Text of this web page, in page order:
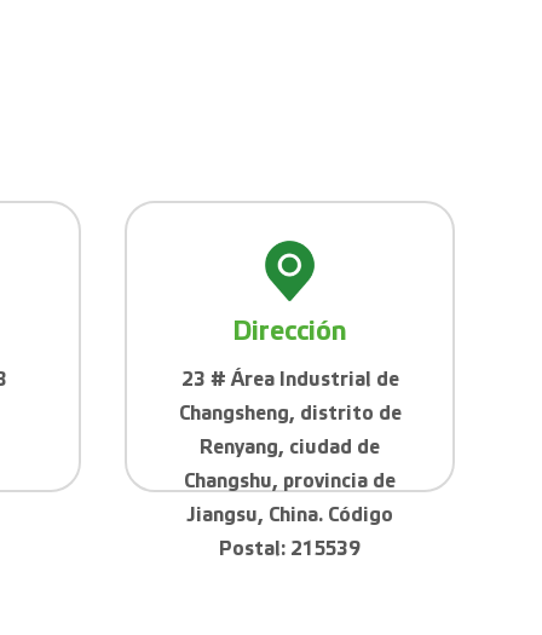
Dirección
23 # Área Industrial de
Changsheng, distrito de
Renyang, ciudad de
Changshu, provincia de
Jiangsu, China. Código
Postal: 215539